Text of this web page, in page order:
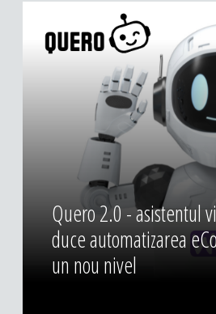
Quero 2.0 - asistentul
duce automatizarea
un nou nivel